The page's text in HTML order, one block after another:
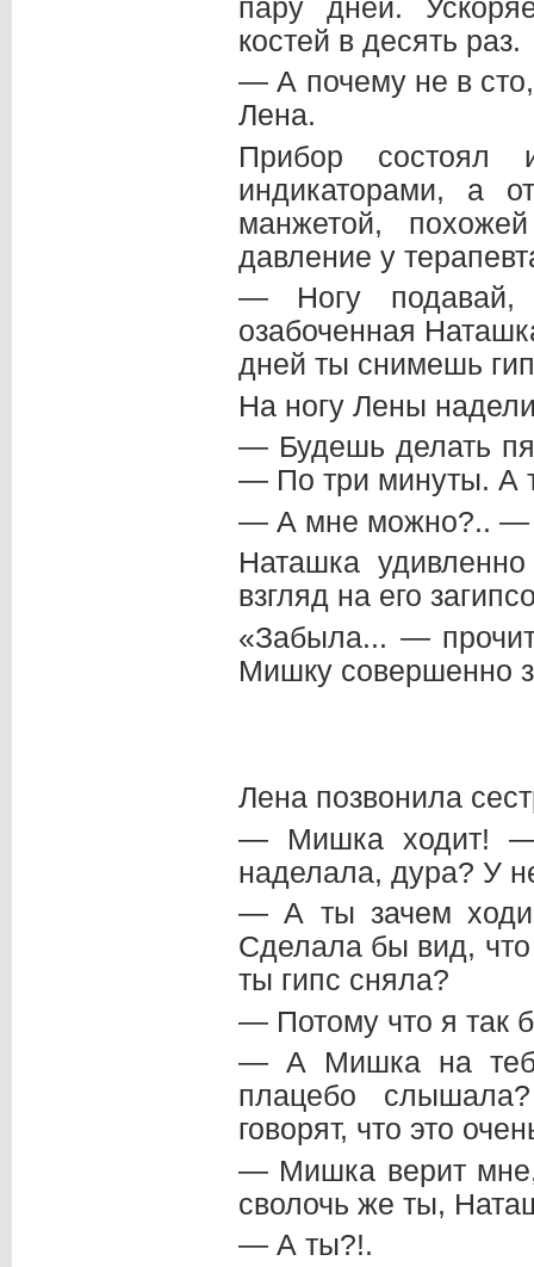
пару дней.
костей в десять раз.
— А почему не в
Лена.
Прибор состоял
индикаторами, а
манжетой,
давление у
— Ногу подавай,
озабоченная
дней ты снимешь
На ногу Лены
— Будешь делать
— По три минуты. А
— А мне можно?.. —
Наташка
взгляд на его
«Забыла... —
Мишку совершенно
Лена позвонила
— Мишка ходит! —
наделала, дура? У
— А ты зачем
Сделала бы вид, что
ты гипс сняла?
— Потому что я так
— А Мишка на
плацебо
говорят, что это
— Мишка верит
сволочь же ты,
— А ты?!.